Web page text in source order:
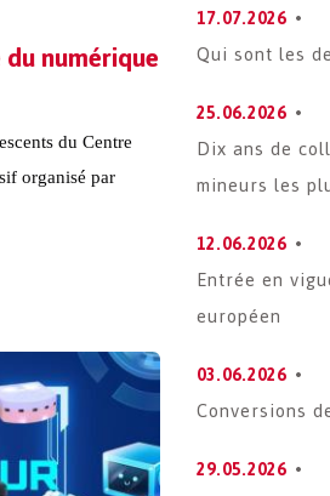
numérique
du Centre
organisé par
17.07.2026
Qui sont les
25.06.2026
Dix ans de
mineurs les
12.06.2026
Entrée en
européen
03.06.2026
Conversions
29.05.2026